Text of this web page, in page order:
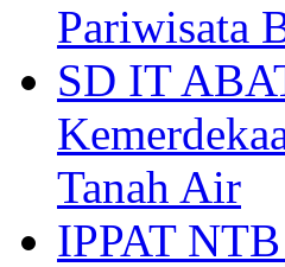
Pariwisata
SD IT
Tanah Air
IPPAT